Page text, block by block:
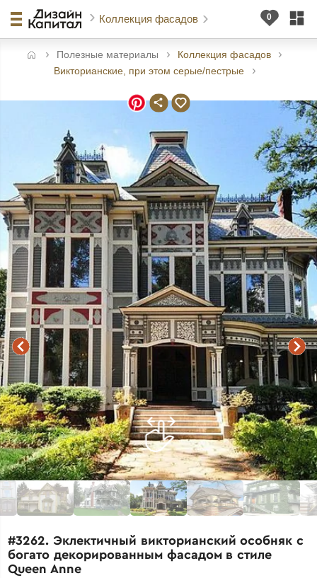
Коллекция фасадов
Полезные материалы
Коллекция фасадов
Викторианские, при этом серые/пестрые
#3262. Эклектичный викторианский особняк с
богато декорированным фасадом в стиле
Queen Anne